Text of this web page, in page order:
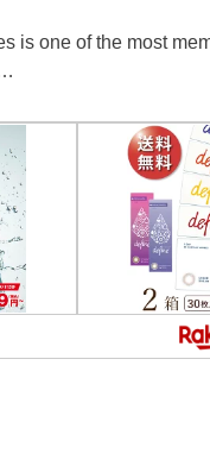
is one of the most